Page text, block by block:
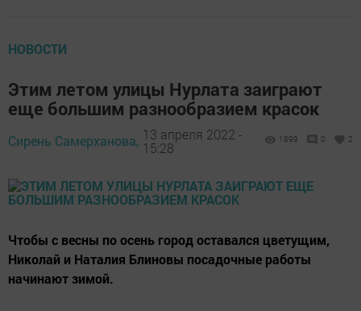
НОВОСТИ
Этим летом улицы Нурлата заиграют
еще большим разнообразием красок
Сирень Самерханова, 13 апреля 2022 -
15:28
1899 0 2
Чтобы с весны по осень город оставался цветущим,
Николай и Наталия Блиновы посадочные работы
начинают зимой.